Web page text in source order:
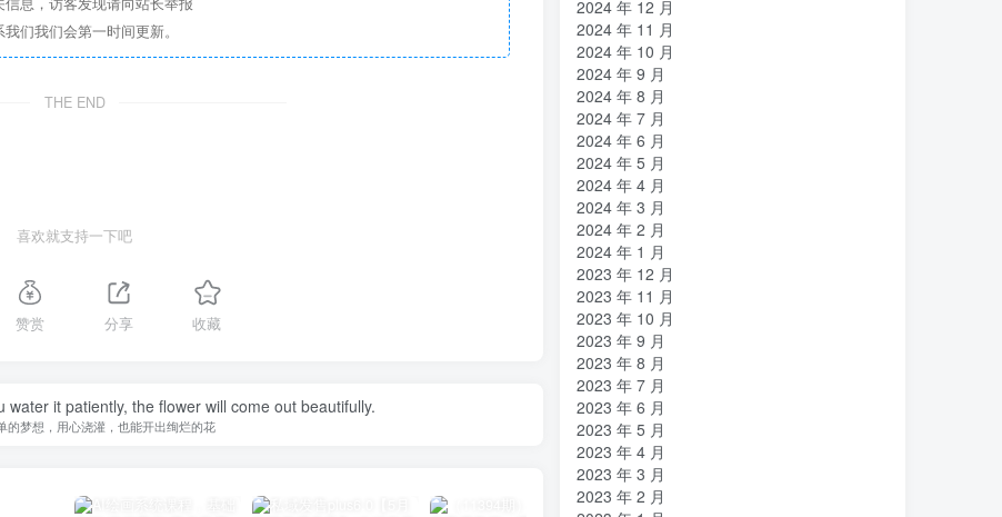
们我们会第一时间更新。
THE END
喜欢就支持一下吧
赞赏 分享 收藏
water it patiently, the flower will come out beautifully.
的梦想，用心浇灌，也能开出绚烂的花
2024 年 12 月
2024 年 11 月
2024 年 10 月
2024 年 9 月
2024 年 8 月
2024 年 7 月
2024 年 6 月
2024 年 5 月
2024 年 4 月
2024 年 3 月
2024 年 2 月
2024 年 1 月
2023 年 12 月
2023 年 11 月
2023 年 10 月
2023 年 9 月
2023 年 8 月
2023 年 7 月
2023 年 6 月
2023 年 5 月
2023 年 4 月
2023 年 3 月
2023 年 2 月